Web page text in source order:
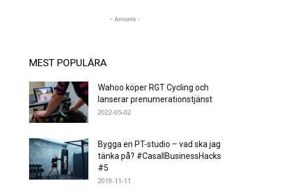
- Annons -
MEST POPULÄRA
Wahoo köper RGT Cycling och
lanserar prenumerationstjänst
2022-05-02
Bygga en PT-studio – vad ska jag
tänka på? #CasallBusinessHacks
#5
2019-11-11